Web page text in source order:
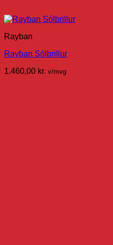
Rayban
Rayban Sólbrillur
1.460,00 kr. v/mvg